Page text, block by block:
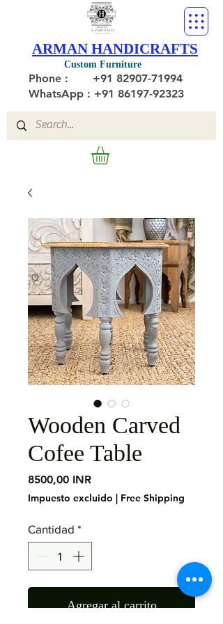
Custom Furniture
ARMAN HANDICRAFTS
Phone : +91 82907-71994
WhatsApp : +91 86197-92323
Wooden Carved
Cofee Table
8500,00 INRPrecio
Impuesto excluido | Free Shipping
Cantidad *
Agregar al carrito